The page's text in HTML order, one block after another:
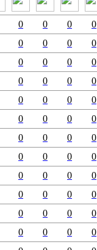
0 0 0
0
0 0 0
0
0 0 0
0
0 0 0
0
0 0 0
0
0 0 0
0
0 0 0
0
0 0 0
0
0 0 0
0
0 0 0
0
0 0 0
0
0 0 0
0